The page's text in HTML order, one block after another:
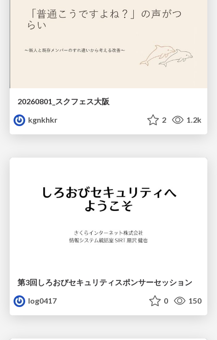
20260801_スクフェス大阪
kgnkhkr
2 1.2k
第3回しろおびセキュリティスポンサーセッション
log0417
0 150